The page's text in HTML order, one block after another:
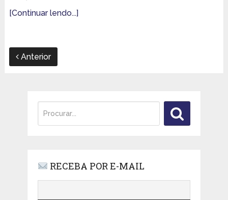
[Continuar lendo...]
Anterior
RECEBA POR E-MAIL